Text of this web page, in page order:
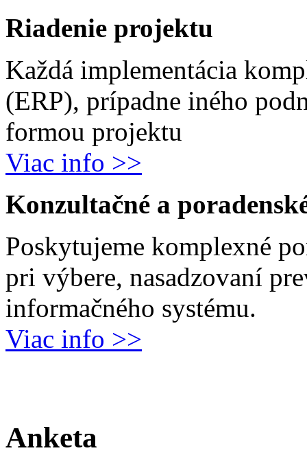
Riadenie projektu
Každá implementácia
(ERP), prípadne iného
formou projektu
Viac info >>
Konzultačné a
Poskytujeme komplexné
pri výbere, nasadzovaní
informačného systému.
Viac info >>
Anketa